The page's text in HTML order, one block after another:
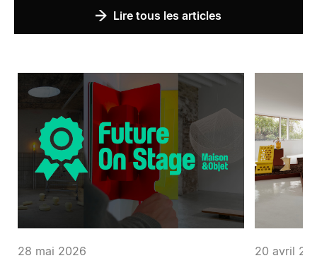
Lire tous les articles
28 mai 2026
20 avril